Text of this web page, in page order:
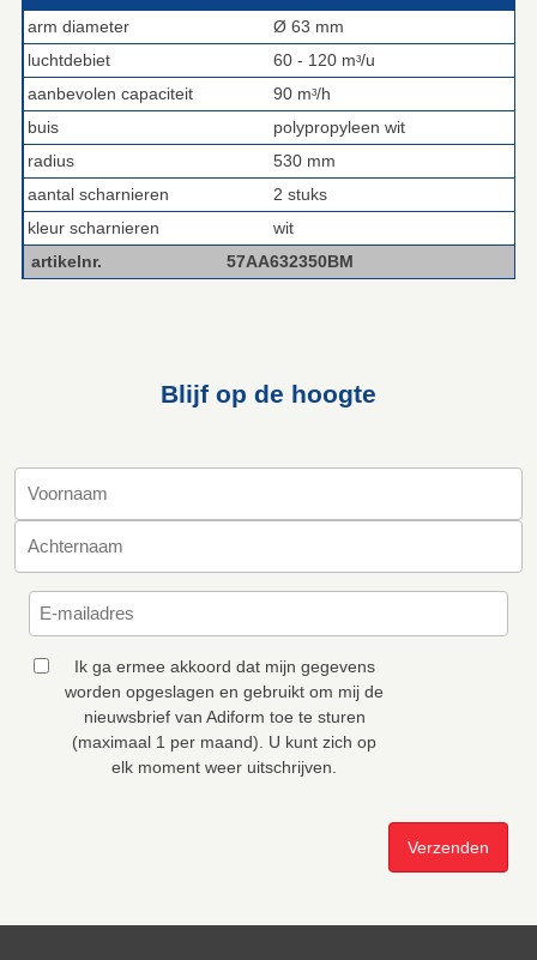
arm diameter
Ø 63 mm
luchtdebiet
60 - 120 mᶟ/u
aanbevolen capaciteit
90 mᶟ/h
buis
polypropyleen wit
radius
530 mm
aantal scharnieren
2 stuks
kleur scharnieren
wit
artikelnr.
57AA632350BM
Blijf op de hoogte
Ik ga ermee akkoord dat mijn gegevens
worden opgeslagen en gebruikt om mij de
nieuwsbrief van Adiform toe te sturen
(maximaal 1 per maand). U kunt zich op
elk moment weer uitschrijven.